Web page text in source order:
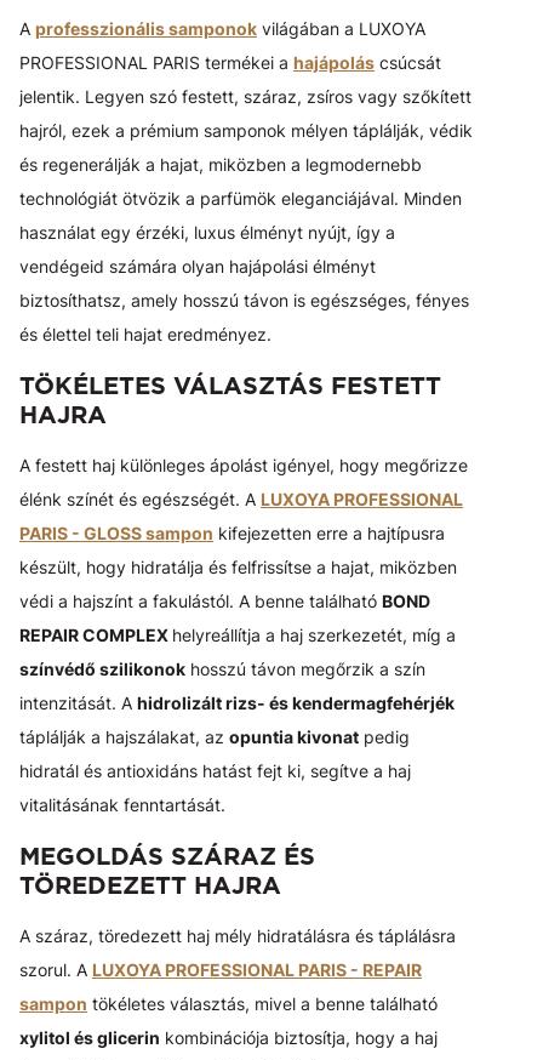
A professzionális samponok világában a LUXOYA
PROFESSIONAL PARIS termékei a hajápolás csúcsát
jelentik. Legyen szó festett, száraz, zsíros vagy szőkített
hajról, ezek a prémium samponok mélyen táplálják, védik
és regenerálják a hajat, miközben a legmodernebb
technológiát ötvözik a parfümök eleganciájával. Minden
használat egy érzéki, luxus élményt nyújt, így a
vendégeid számára olyan hajápolási élményt
biztosíthatsz, amely hosszú távon is egészséges, fényes
és élettel teli hajat eredményez.
TÖKÉLETES VÁLASZTÁS FESTETT
HAJRA
A festett haj különleges ápolást igényel, hogy megőrizze
élénk színét és egészségét. A LUXOYA PROFESSIONAL
PARIS - GLOSS sampon kifejezetten erre a hajtípusra
készült, hogy hidratálja és felfrissítse a hajat, miközben
védi a hajszínt a fakulástól. A benne található BOND
REPAIR COMPLEX helyreállítja a haj szerkezetét, míg a
színvédő szilikonok hosszú távon megőrzik a szín
intenzitását. A hidrolizált rizs- és kendermagfehérjék
táplálják a hajszálakat, az opuntia kivonat pedig
hidratál és antioxidáns hatást fejt ki, segítve a haj
vitalitásának fenntartását.
MEGOLDÁS SZÁRAZ ÉS
TÖREDEZETT HAJRA
A száraz, töredezett haj mély hidratálásra és táplálásra
szorul. A LUXOYA PROFESSIONAL PARIS - REPAIR
sampon tökéletes választás, mivel a benne található
xylitol és glicerin kombinációja biztosítja, hogy a haj